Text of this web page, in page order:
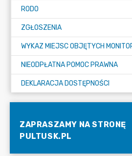
RODO
ZGŁOSZENIA
NIEODPŁATNA POMOC PRAWNA
DEKLARACJA DOSTĘPNOŚCI
ZAPRASZAMY NA STRONĘ
PULTUSK.PL